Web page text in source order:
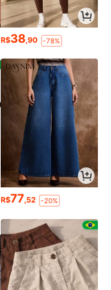
R$38,90 -78%
R$77,52 -20%